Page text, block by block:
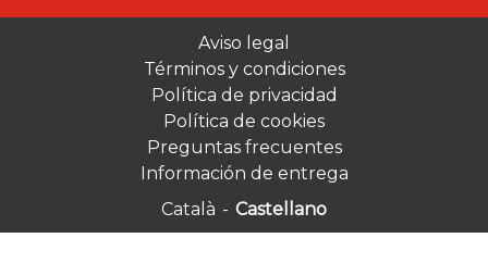
Aviso legal
Términos y condiciones
Política de privacidad
Política de cookies
Preguntas frecuentes
Información de entrega
Català - Castellano